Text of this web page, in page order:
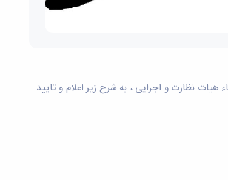
شورای صنفی کارمندان دانشگاه بوعلی سینا پس از بازشماری آراء در تاریخ 1404/11/11 با حضور اعضاء هیات نظارت و اجرایی ، به شرح زیر اعلام و تایید